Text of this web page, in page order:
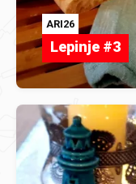
ARI26
Lepinje #3